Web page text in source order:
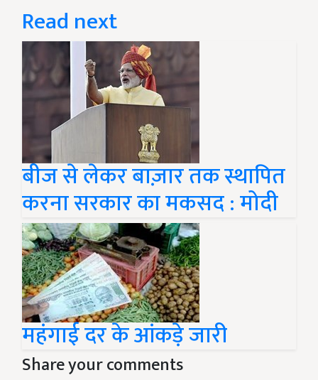
Read next
बीज से लेकर बाज़ार तक स्थापित
करना सरकार का मकसद : मोदी
महंगाई दर के आंकड़े जारी
Share your comments